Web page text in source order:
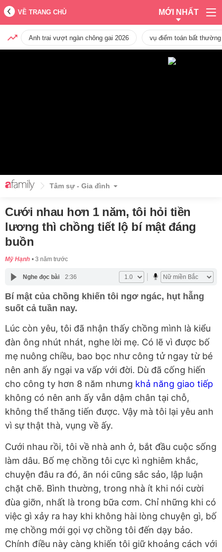
VỀ TRANG CHỦ MỚI NHẤT
Anh trai vượt ngàn chông gai 2026 vụ điểm toán bất
Tâm sự - Gia đình
Cưới nhau hơn 1 năm, tôi hỏi tiền
lương thì chồng tiết lộ bí mật đáng
buồn
Mỹ Hạnh 3 năm trước
Nghe đọc bài 2:36
Bí mật của chồng khiến tôi ngơ ngác, hụt hẫng
suốt cả tuần nay.
Lúc còn yêu, tôi đã nhận thấy chồng mình là kiểu
đàn ông nhút nhát, nghe lời mẹ. Có lẽ vì được bố
mẹ nuông chiều, bao bọc như công tử ngay từ bé
nên anh ấy ngại va vấp với đời. Dù đã cống hiến
cho công ty hơn 8 năm nhưng khả năng giao tiếp
không có nên anh ấy vẫn dậm chân tại chỗ,
không thể thăng tiến được. Vậy mà tôi lại yêu anh
vì sự thật thà, vụng về ấy.
Cưới nhau rồi, tôi về nhà anh ở, bắt đầu cuộc sống
làm dâu. Bố mẹ chồng tôi cực kì nghiêm khắc,
chuyện đâu ra đó, ăn nói cũng sắc sảo, lập luận
chặt chẽ. Bình thường, trong nhà ít khi nói cười
đùa giỡn, nhất là trong bữa cơm. Chỉ những khi có
việc gì xảy ra hay khi không hài lòng chuyện gì, bố
mẹ chồng mới gọi vợ chồng tôi đến dạy bảo.
Chính điều này càng khiến tôi giữ khoảng cách với